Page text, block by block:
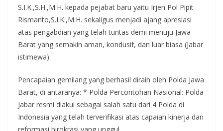
S.I.K.,S.H.,M.H. kepada pejabat baru yaitu Irjen Pol Pipit
Rismanto,S.I.K.,M.H. sekaligus menjadi ajang apresiasi
atas pengabdian yang telah tuntas demi menuju Jawa
Barat yang semakin aman, kondusif, dan luar biasa (Jabar
istimewa).
Pencapaian gemilang yang berhasil diraih oleh Polda Jawa
Barat, di antaranya: * Polda Percontohan Nasional: Polda
Jabar resmi diakui sebagai salah satu dari 4 Polda di
Indonesia yang telah terverifikasi atas capaian kinerja dan
reformasi birokrasi yang unggul.